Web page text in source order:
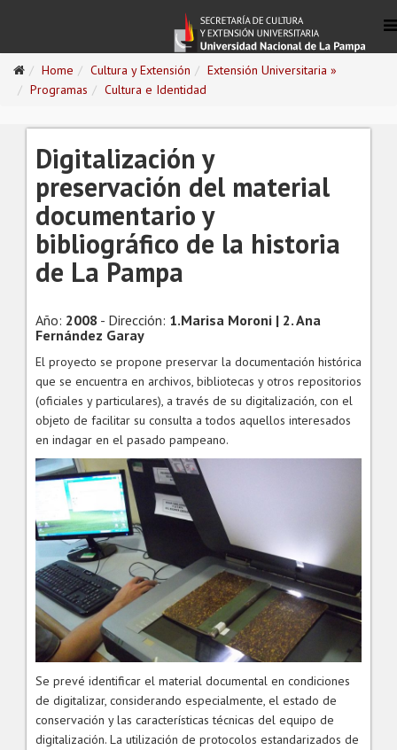
Home Cultura y Extensión
Extensión Universitaria »
Programas
Cultura e Identidad
Digitalización y
preservación del material
documentario y
bibliográfico de la historia
de La Pampa
Año: 2008 - Dirección: 1.Marisa Moroni | 2. Ana
Fernández Garay
El proyecto se propone preservar la documentación histórica
que se encuentra en archivos, bibliotecas y otros repositorios
(oficiales y particulares), a través de su digitalización, con el
objeto de facilitar su consulta a todos aquellos interesados
en indagar en el pasado pampeano.
Se prevé identificar el material documental en condiciones
de digitalizar, considerando especialmente, el estado de
conservación y las características técnicas del equipo de
digitalización. La utilización de protocolos estandarizados de